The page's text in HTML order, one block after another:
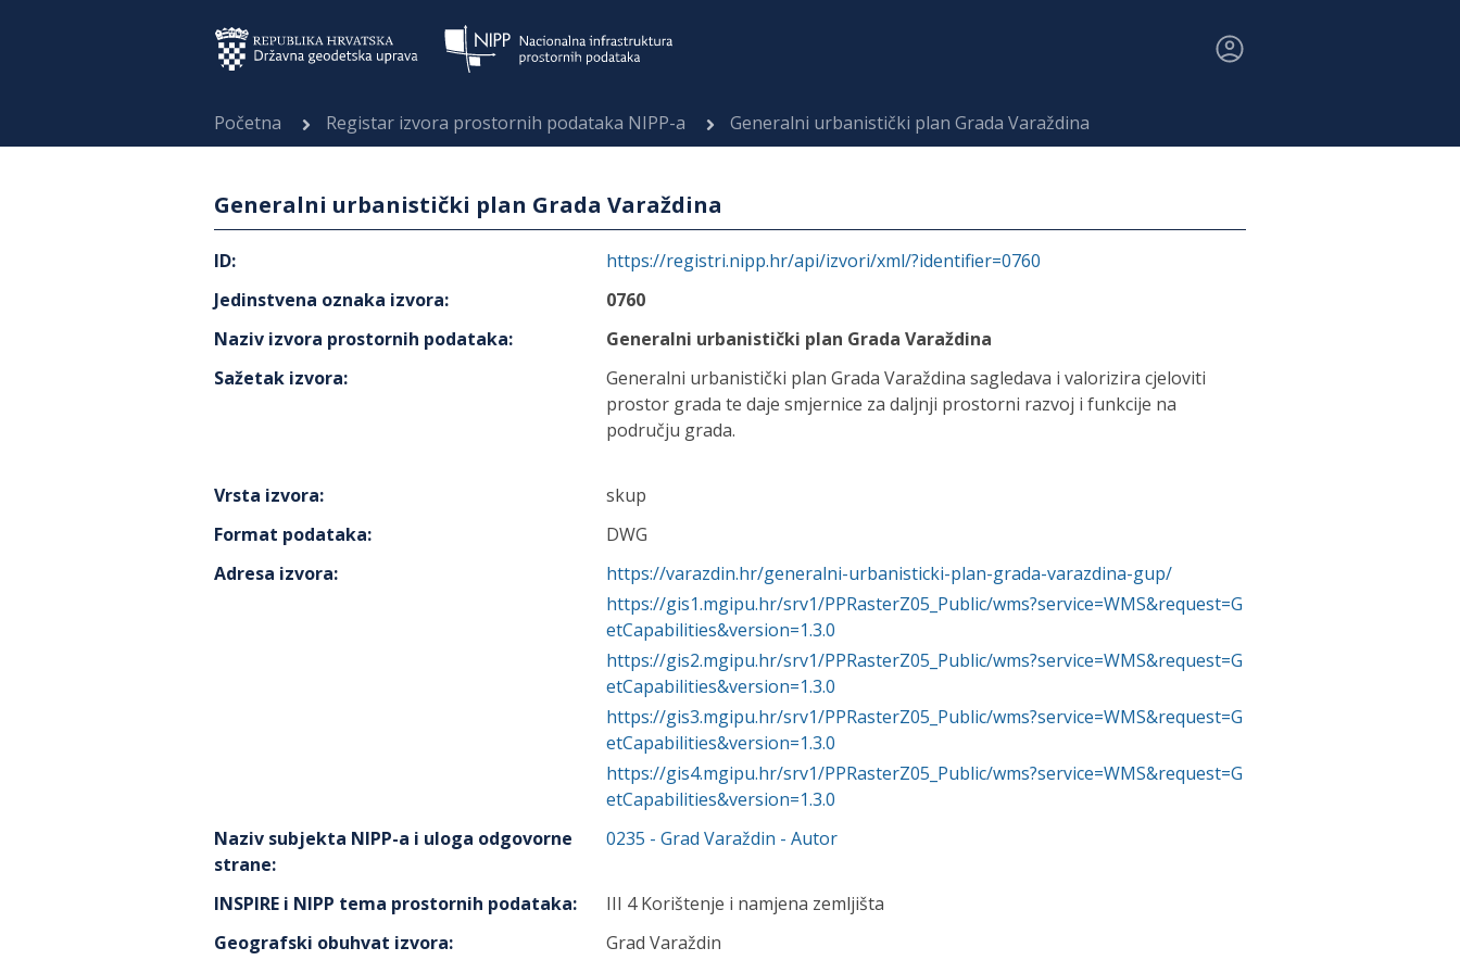
Početna Registar izvora prostornih podataka NIPP-a Generalni urbanistički plan Grada Varaždina
Generalni urbanistički plan Grada Varaždina
ID:
https://registri.nipp.hr/api/izvori/xml/?identifier=0760
Jedinstvena oznaka izvora:
0760
Naziv izvora prostornih podataka:
Generalni urbanistički plan Grada Varaždina
Sažetak izvora:
Generalni urbanistički plan Grada Varaždina sagledava i valorizira cjeloviti
prostor grada te daje smjernice za daljnji prostorni razvoj i funkcije na
području grada.
Vrsta izvora:
skup
Format podataka:
DWG
Adresa izvora:
https://varazdin.hr/generalni-urbanisticki-plan-grada-varazdina-gup/
https://gis1.mgipu.hr/srv1/PPRasterZ05_Public/wms?service=WMS&request=G
etCapabilities&version=1.3.0
https://gis2.mgipu.hr/srv1/PPRasterZ05_Public/wms?service=WMS&request=G
etCapabilities&version=1.3.0
https://gis3.mgipu.hr/srv1/PPRasterZ05_Public/wms?service=WMS&request=G
etCapabilities&version=1.3.0
https://gis4.mgipu.hr/srv1/PPRasterZ05_Public/wms?service=WMS&request=G
etCapabilities&version=1.3.0
Naziv subjekta NIPP-a i uloga odgovorne
strane:
0235 - Grad Varaždin - Autor
INSPIRE i NIPP tema prostornih podataka:
III 4 Korištenje i namjena zemljišta
Geografski obuhvat izvora:
Grad Varaždin